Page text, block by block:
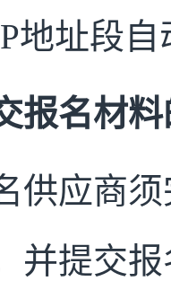
地址段
报名材
供应商
并提交